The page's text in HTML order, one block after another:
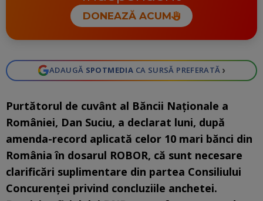
DONEAZĂ ACUM
ADAUGĂ SPOTMEDIA CA SURSĂ PREFERATĂ ›
Purtătorul de cuvânt al Băncii Naționale a
României, Dan Suciu, a declarat luni, după
amenda-record aplicată celor 10 mari bănci din
România în dosarul ROBOR, că sunt necesare
clarificări suplimentare din partea Consiliului
Concurenței privind concluziile anchetei.